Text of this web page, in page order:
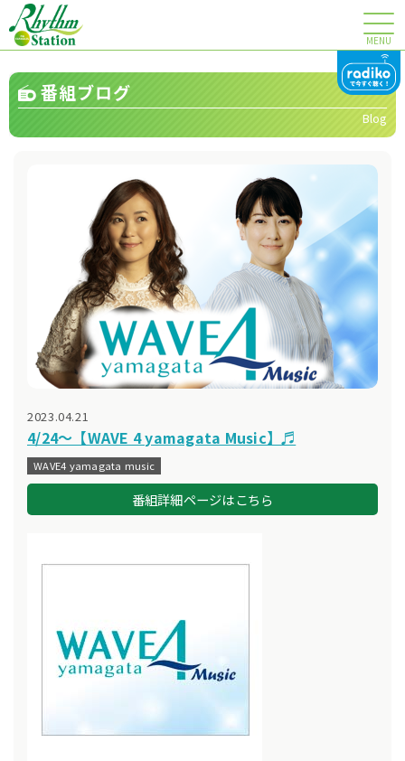
MENU
番組ブログ
Blog
2023.04.21
4/24～【WAVE 4 yamagata Music】♬
WAVE4 yamagata music
番組詳細ページはこちら